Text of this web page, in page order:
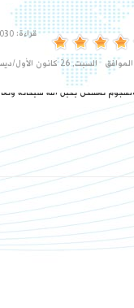
قراءة: 6030 مرات
الموافق السبت, 26 كانون الأول/ديسمبر 2015م